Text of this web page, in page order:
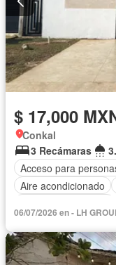
$ 17,000
Conkal
3 Recámaras
Acceso para
Aire acondicionado
Cisterna
Cocina
Cuarto de Limpieza
Estacionamiento
06/07/2026 en - LH